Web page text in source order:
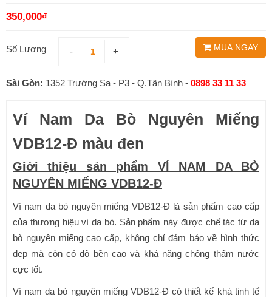
350,000₫
Số Lượng - + MUA NGAY
Sài Gòn: 1352 Trường Sa - P3 - Q.Tân Bình - 0898 33 11 33
Ví Nam Da Bò Nguyên Miếng
VDB12-Đ màu đen
Giới thiệu sản phẩm VÍ NAM DA BÒ
NGUYÊN MIẾNG VDB12-Đ
Ví nam da bò nguyên miếng VDB12-Đ là sản phẩm cao cấp
của thương hiệu ví da bò. Sản phẩm này được chế tác từ da
bò nguyên miếng cao cấp, không chỉ đảm bảo về hình thức
đẹp mà còn có độ bền cao và khả năng chống thấm nước
cực tốt.
Ví nam da bò nguyên miếng VDB12-Đ có thiết kế khá tinh tế